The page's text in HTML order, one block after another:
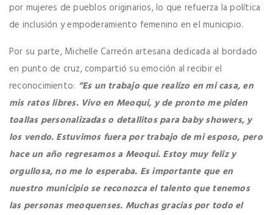
por mujeres de pueblos originarios, lo que refuerza la política
de inclusión y empoderamiento femenino en el municipio.
Por su parte, Michelle Carreón artesana dedicada al bordado
en punto de cruz, compartió su emoción al recibir el
reconocimiento: “Es un trabajo que realizo en mi casa, en
mis ratos libres. Vivo en Meoqui, y de pronto me piden
toallas personalizadas o detallitos para baby showers, y
los vendo. Estuvimos fuera por trabajo de mi esposo, pero
hace un año regresamos a Meoqui. Estoy muy feliz y
orgullosa, no me lo esperaba. Es importante que en
nuestro municipio se reconozca el talento que tenemos
las personas meoquenses. Muchas gracias por todo el